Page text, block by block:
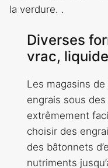
la verdure. .
Diverses
vrac,
Les magasins
engrais sous
extrêmement
choisir des
des bâtonnets
nutriments